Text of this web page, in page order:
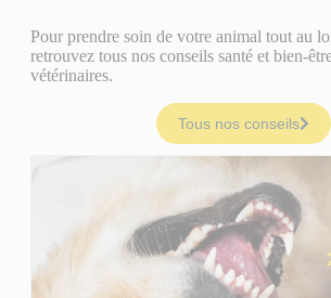
Pour prendre soin de votre animal tout au
retrouvez tous nos conseils santé et bien-
vétérinaires.
Tous nos conseils